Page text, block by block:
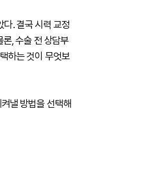
. 결국 시력 교정
론, 수술 전 상담부
하는 것이 무엇보
낼 방법을 선택해